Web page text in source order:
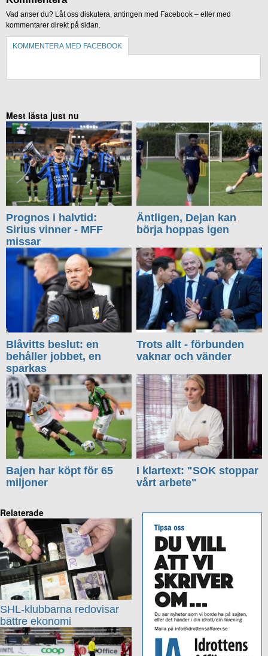
Vad anser du? Låt oss diskutera, antingen med Facebook – eller med
kommentarer direkt på sidan.
KOMMENTERA MED FACEBOOK
Mest lästa just nu
Prognos i halvtid:
Sirius vinner - MFF
missar
Äntligen, Dejan kan
börja hoppas igen
Blåvitts beslut: en
behåller jobbet, en
sparkas
Trots allt - förbunden
vaknar och vänder
Bajen har köpt för 65
miljoner
I klartext: "SOK stoppar
vårt arbete"
Relaterade
SHL-klubbarna redovisar
bättre ekonomi